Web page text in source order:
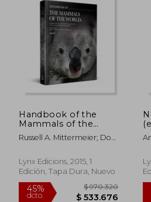
45%
dcto. $ 88.197
Handbook of the
Mammals of the
World. Volume 5:
Monotremes and
Russell A. Mittermeier; Don
Lynx Edicions, 2015, 1
Edición, Tapa Dura, Nuevo